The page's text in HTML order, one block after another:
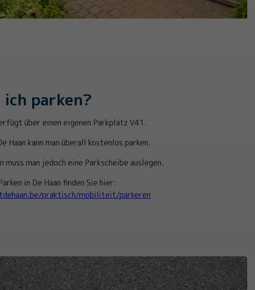
ich parken?
über einen eigenen Parkplatz V41.
Haan kann man überall kostenlos parken.
muss man jedoch eine Parkscheibe auslegen.
in De Haan finden Sie hier:
praktisch/mobiliteit/parkeren